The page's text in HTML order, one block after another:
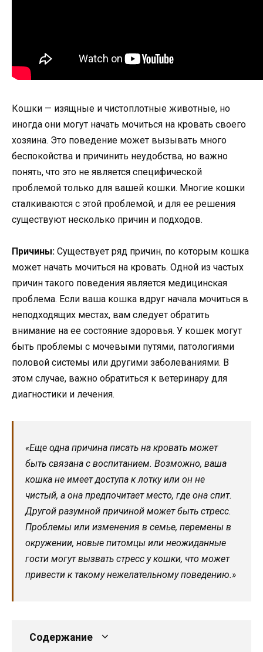
Кошки — изящные и чистоплотные животные, но
иногда они могут начать мочиться на кровать своего
хозяина. Это поведение может вызывать много
беспокойства и причинить неудобства, но важно
понять, что это не является специфической
проблемой только для вашей кошки. Многие кошки
сталкиваются с этой проблемой, и для ее решения
существуют несколько причин и подходов.
Причины: Существует ряд причин, по которым кошка
может начать мочиться на кровать. Одной из частых
причин такого поведения является медицинская
проблема. Если ваша кошка вдруг начала мочиться в
неподходящих местах, вам следует обратить
внимание на ее состояние здоровья. У кошек могут
быть проблемы с мочевыми путями, патологиями
половой системы или другими заболеваниями. В
этом случае, важно обратиться к ветеринару для
диагностики и лечения.
«Еще одна причина писать на кровать может
быть связана с воспитанием. Возможно, ваша
кошка не имеет доступа к лотку или он не
чистый, а она предпочитает место, где она спит.
Другой разумной причиной может быть стресс.
Проблемы или изменения в семье, перемены в
окружении, новые питомцы или неожиданные
гости могут вызвать стресс у кошки, что может
привести к такому нежелательному поведению.»
Содержание